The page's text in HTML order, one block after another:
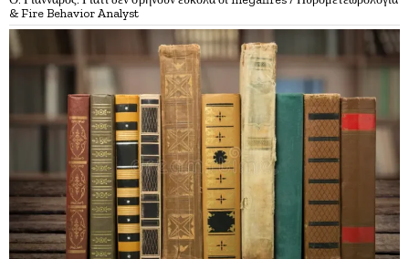
& Fire Behavior Analyst